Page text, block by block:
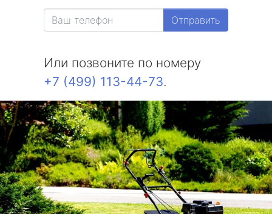
Отправить
Или позвоните по номеру
+7 (499) 113-44-73.